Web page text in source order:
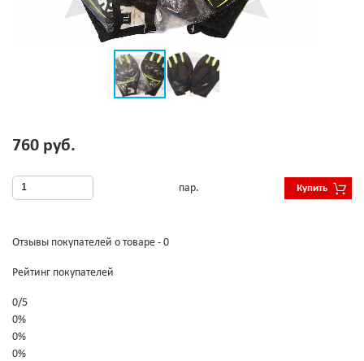
760 руб.
пар. Купить
Отзывы покупателей о товаре - 0
Рейтинг покупателей
0/5
0%
0%
0%